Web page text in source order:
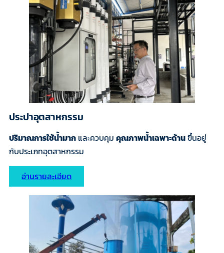
ประปาอุตสาหกรรม
ปริมาณการใช้น้ำมาก และควบคุม คุณภาพน้ำเฉพาะด้านขึ้นอยู่
กับประเภทอุตสาหกรรม
อ่านรายละเอียด